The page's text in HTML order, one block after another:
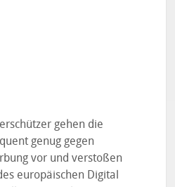
gehen die
genug gegen
vor und verstoßen
europäischen Digital